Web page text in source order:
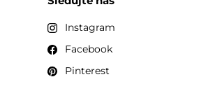
Instagram
Facebook
Pinterest